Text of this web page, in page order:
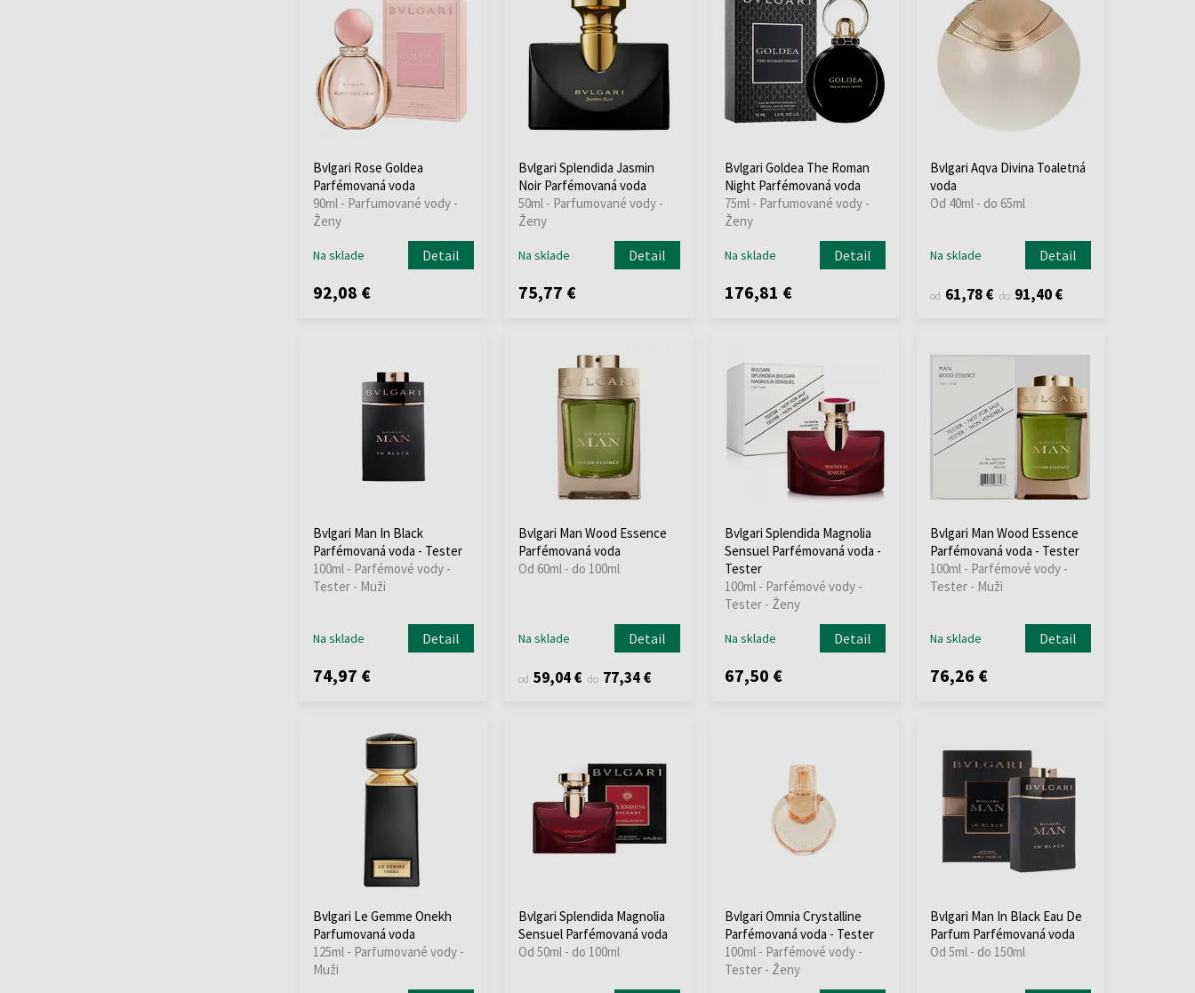
Bvlgari Rose Goldea
Parfémovaná voda
90ml - Parfumované vody -
Ženy
Na sklade Detail
92,08 €
Bvlgari Splendida Jasmin
Noir Parfémovaná voda
50ml - Parfumované vody -
Ženy
Na sklade Detail
75,77 €
Bvlgari Goldea The Roman
Night Parfémovaná voda
75ml - Parfumované vody -
Ženy
Na sklade Detail
176,81 €
Bvlgari Aqva Divina Toaletná
voda
Od 40ml - do 65ml
Na sklade Detail
od 61,78 € do 91,40 €
Bvlgari Man In Black
Parfémovaná voda - Tester
100ml - Parfémové vody -
Tester - Muži
Na sklade Detail
74,97 €
Bvlgari Man Wood Essence
Parfémovaná voda
Od 60ml - do 100ml
Na sklade Detail
od 59,04 € do 77,34 €
Bvlgari Splendida Magnolia
Sensuel Parfémovaná voda -
Tester
100ml - Parfémové vody -
Tester - Ženy
Na sklade Detail
67,50 €
Bvlgari Man Wood Essence
Parfémovaná voda - Tester
100ml - Parfémové vody -
Tester - Muži
Na sklade Detail
76,26 €
Bvlgari Le Gemme Onekh
Parfumovaná voda
125ml - Parfumované vody -
Muži
Bvlgari Splendida Magnolia
Sensuel Parfémovaná voda
Od 50ml - do 100ml
Bvlgari Omnia Crystalline
Parfémovaná voda - Tester
100ml - Parfémové vody -
Tester - Ženy
Bvlgari Man In Black Eau De
Parfum Parfémovaná voda
Od 5ml - do 150ml